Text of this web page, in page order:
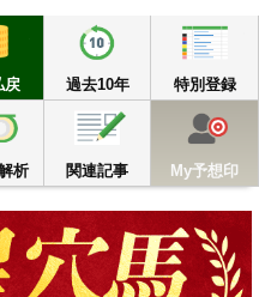
結果払戻
戻
過去10年
過去10年
特別登録
コース解析
析
関連記事
関連記事 My予想印